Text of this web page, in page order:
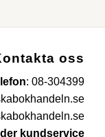
oss
: 08-304399
kundservice: